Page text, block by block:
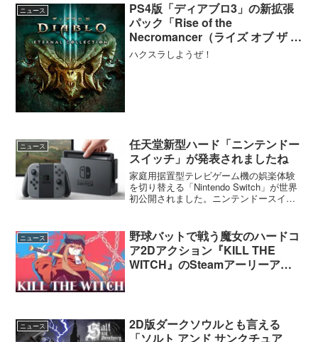
ニュース
PS4版「ディアブロ3」の新拡張
パック「Rise of the
Necromancer（ライズ オブ ザ ネ
クロマンサー）」が本日より配信
開始！ディアブロ3全部入りの完
ハクスラしようぜ！
ニュース
任天堂新型ハード「ニンテンドー
スイッチ」が発表されましたね
家庭用据置型テレビゲーム機の娯楽体験
を切り替える「Nintendo Switch」が世界
初公開されました。ニンテンドースイッ
が一応貼り付けておきます。 正式名称
はNi...
ニュース
野球バットで戦う魔女のハードコ
ア2Dアクション『KILL THE
WITCH』のSteamアーリーアク
ニュース
2D版ダークソウルとも言える
「ソルト アンド サンクチュア